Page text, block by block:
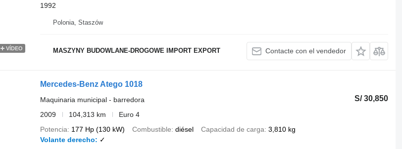
VÍDEO
1992
Polonia, Staszów
MASZYNY BUDOWLANE-DROGOWE IMPORT EXPORT Contacte con el vendedor
Mercedes-Benz Atego 1018
S/ 30,850
Maquinaria municipal - barredora
2009
104,313 km
Euro 4
Potencia
177 Hp (130 kW) Combustible diésel Capacidad de carga 3,810 kg
Volante derecho
✓